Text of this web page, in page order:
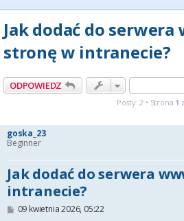
Jak dodać do
stronę w intranecie?
ODPOWIEDZ
Posty: 2 • Strona 1 z
goska_23
Beginner
Jak dodać do serwera
intranecie?
P09 kwietnia 2026, 05:22